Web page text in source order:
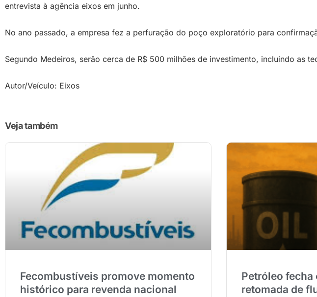
entrevista à agência eixos em junho.
No ano passado, a empresa fez a perfuração do poço exploratório para
Segundo Medeiros, serão cerca de R$ 500 milhões de investimento, incluindo as
Autor/Veículo: Eixos
Veja também
Fecombustíveis promove momento
histórico para revenda nacional
Petróleo fecha
retomada de